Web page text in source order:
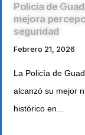
Policía de
mejora
seguridad
Febrero 21, 2026
La Policía de
alcanzó su mejor
histórico en...